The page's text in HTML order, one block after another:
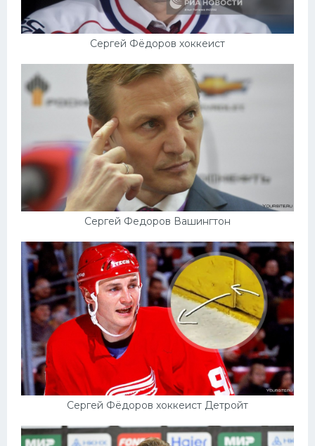
Сергей Фёдоров хоккеист
Сергей Федоров Вашингтон
Сергей Фёдоров хоккеист Детройт